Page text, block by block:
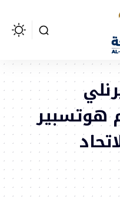
هوتسبير